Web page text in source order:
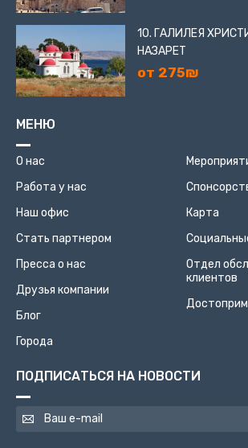
10. ГАЛИЛЕЯ
НАЗАРЕТ
от 275₪
МЕНЮ
О нас
Работа у нас
Наш офис
Стать партнером
Пресса о нас
Друзья компании
Блог
Города
Карта
Отдел
клиентов
ПОДПИСАТЬСЯ НА НОВОСТИ